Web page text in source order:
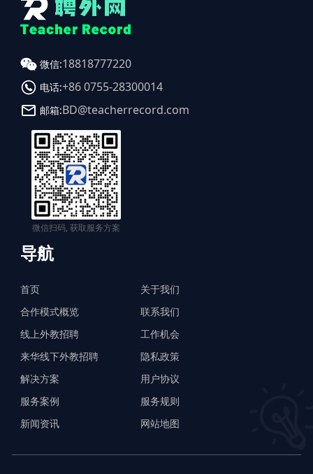
微信:18818777220
电话:+86 0755-28300014
邮箱:BD@teacherrecord.com
微信扫码, 获取服务方案
导航
首页
合作模式概览
线上外教招聘
来华线下外教招聘
解决方案
服务案例
新闻资讯
关于我们
联系我们
工作机会
隐私政策
用户协议
服务规则
网站地图